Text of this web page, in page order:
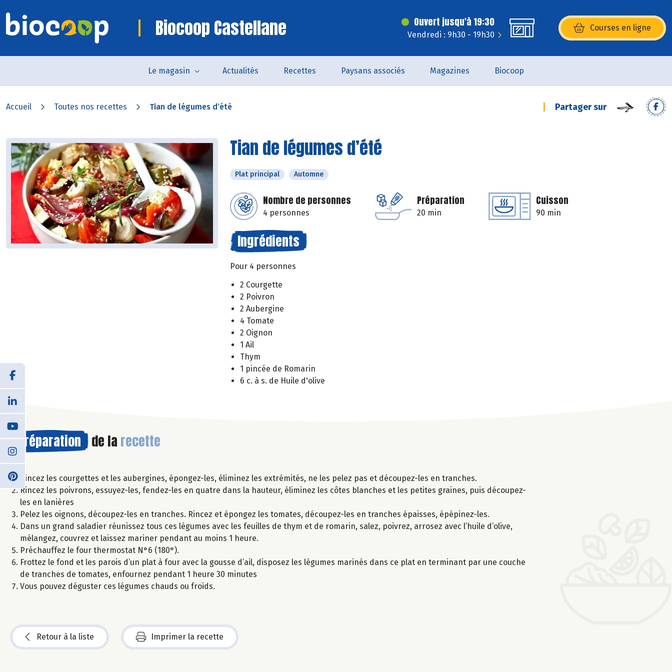
Biocoop Castellane Ouvert jusqu'à 19:30
Vendredi : 9h30 - 19h30
Courses en ligne
(s’ouvre dans une nouvelle
Le magasin Actualités Recettes Paysans associés Magazines Biocoop
Accueil Toutes nos recettes Tian de légumes d’été Partager sur
Tian de légumes d’été
Plat principal Automne
Nombre de personnes
4 personnes
Préparation
20 min
Cuisson
90 min
Ingrédients
Pour 4 personnes
2 Courgette
2 Poivron
2 Aubergine
4 Tomate
2 Oignon
1 Ail
Thym
1 pincée de Romarin
6 c. à s. de Huile d'olive
Préparation de la recette
Rincez les courgettes et les aubergines, épongez-les, éliminez les extrémités, ne les pelez pas et découpez-les en tranches.
Rincez les poivrons, essuyez-les, fendez-les en quatre dans la hauteur, éliminez les côtes blanches et les petites graines, puis découpez-
les en lanières
Pelez les oignons, découpez-les en tranches. Rincez et épongez les tomates, découpez-les en tranches épaisses, épépinez-les.
Dans un grand saladier réunissez tous ces légumes avec les feuilles de thym et de romarin, salez, poivrez, arrosez avec l’huile d’olive,
mélangez, couvrez et laissez mariner pendant au moins 1 heure.
Préchauffez le four thermostat N°6 (180°).
Frottez le fond et les parois d’un plat à four avec la gousse d’ail, disposez les légumes marinés dans ce plat en terminant par une couche
de tranches de tomates, enfournez pendant 1 heure 30 minutes
Vous pouvez déguster ces légumes chauds ou froids.
Retour à la liste Imprimer la recette